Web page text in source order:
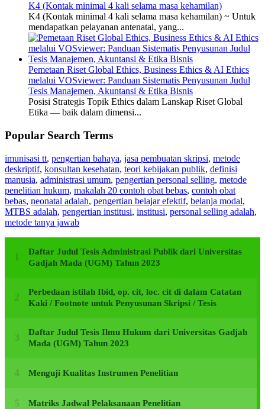
K4 (Kontak minimal 4 kali selama masa kehamilan)
K4 (Kontak minimal 4 kali selama masa kehamilan) ~ Untuk
mendapatkan pelayanan antenatal, yang...
Pemetaan Riset Global Ethics, Business Ethics & AI Ethics
melalui VOSviewer: Panduan Sistematis Penyusunan Judul
Tesis Manajemen, Akuntansi & Etika Bisnis
Posisi Strategis Topik Ethics dalam Lanskap Riset Global
Etika — baik dalam dimensi...
Popular Search Terms
imunisasi tt, pengertian bahaya, jasa pembuatan skripsi, metode
deskriptif, konsultan kesehatan, teori kebijakan publik, definisi
manusia, administrasi umum, pengertian personal selling, metode
penelitian hukum, makalah 20 contoh obat bebas, contoh obat
bebas, neonatal adalah, pengertian belajar efektif, belanja modal,
MTBS adalah, pengertian institusi, institusi, personal selling adalah,
metode tanya jawab
Daftar Judul Tesis Administrasi Publik dari Universitas
Gadjah Mada (UGM) Tahun 2023
Perbedaan istilah Ibid, op. cit, loc. cit di dalam Catatan
Kaki / Footnote untuk Penyusunan Skripsi / Tesis
Daftar Judul Tesis Ilmu Hukum dari Universitas Gadjah
Mada (UGM) Tahun 2023
Menguji Kualitas Instrumen Penelitian
Matriks Jadwal Pelaksanaan Penelitian